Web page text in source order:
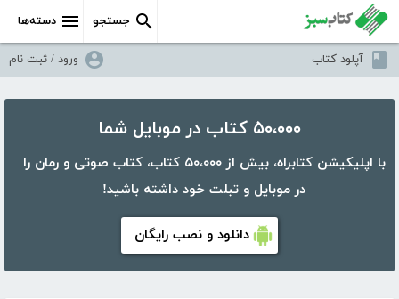
دسته‌ها جستجو
آپلود کتاب ورود / ثبت نام
۵۰،۰۰۰ کتاب در موبایل شما
با اپلیکیشن کتابراه، بیش از ۵۰،۰۰۰ کتاب، کتاب صوتی و رمان را
در موبایل و تبلت خود داشته باشید!
دانلود و نصب رایگان